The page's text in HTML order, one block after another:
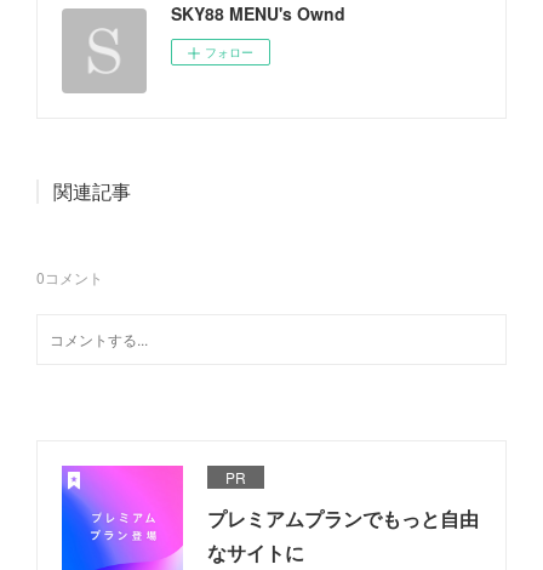
SKY88 MENU's Ownd
フォロー
関連記事
0コメント
PR
プレミアムプランでもっと自由
なサイトに